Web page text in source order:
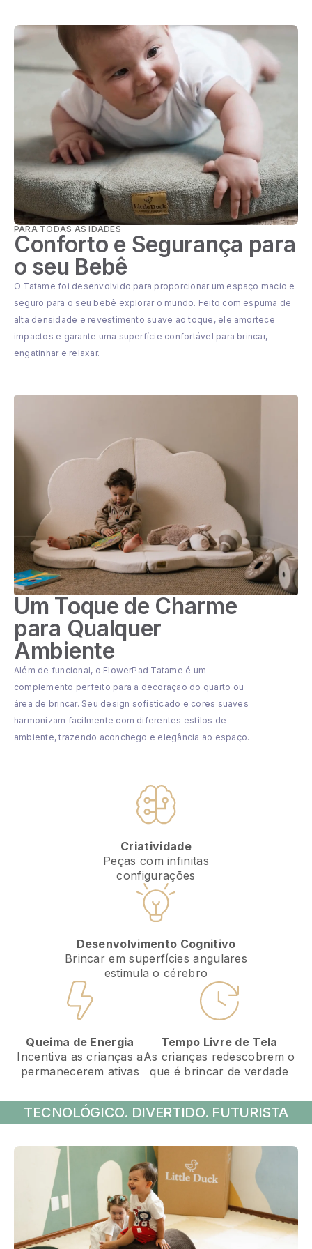
PARA TODAS AS IDADES
Conforto e Segurança para
o seu Bebê
O Tatame foi desenvolvido para proporcionar um espaço macio e
seguro para o seu bebê explorar o mundo. Feito com espuma de
alta densidade e revestimento suave ao toque, ele amortece
impactos e garante uma superfície confortável para brincar,
engatinhar e relaxar.
Um Toque de Charme
para Qualquer
Ambiente
Além de funcional, o FlowerPad Tatame é um
complemento perfeito para a decoração do quarto ou
área de brincar. Seu design sofisticado e cores suaves
harmonizam facilmente com diferentes estilos de
ambiente, trazendo aconchego e elegância ao espaço.
Criatividade
Peças com infinitas
configurações
Desenvolvimento Cognitivo
Brincar em superfícies angulares
estimula o cérebro
Queima de Energia
Incentiva as crianças a
permanecerem ativas
Tempo Livre de Tela
As crianças redescobrem o
que é brincar de verdade
TECNOLÓGICO. DIVERTIDO. FUTURISTA